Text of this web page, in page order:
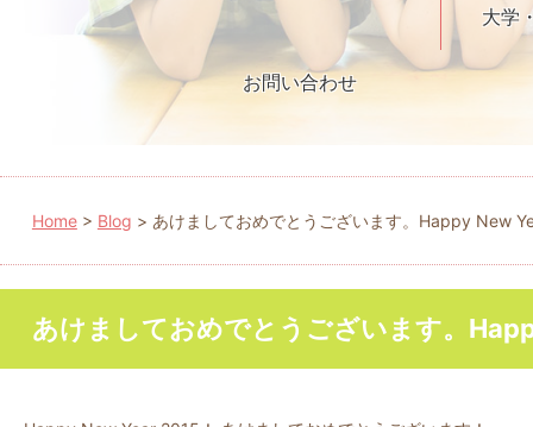
大学
お問い合わせ
Home> Blog > あけましておめでとうございます。Happy New
あけましておめでとうございます。